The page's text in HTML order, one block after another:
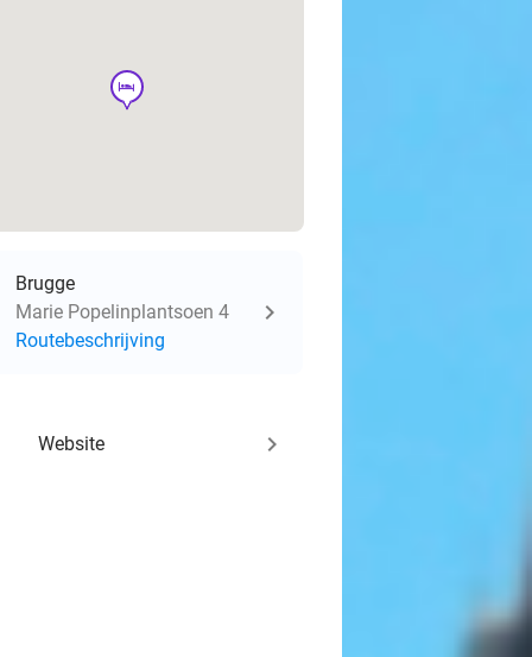
hotel
Brugge
Marie Popelinplantsoen 4
Routebeschrijving
Website keyboard_arrow_right